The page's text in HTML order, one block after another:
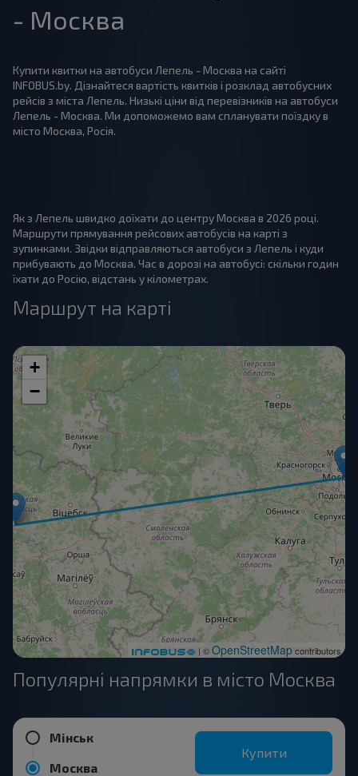
- Москва
Купити квитки на автобуси Лепель - Москва на сайті
INFOBUS.by. Дізнайтеся вартість квитків і розклад автобусних
рейсів з міста Лепель. Низькі ціни від перевізників на автобуси
Лепель - Москва. Ми допоможемо вам спланувати поїздку в
місто Москва, Росія.
Як з Лепель швидко доїхати до центру Москва в 2026 році.
Маршрути прямування рейсових автобусів на карті з
зупинками. Звідки відправляються автобуси з Лепель і куди
прибувають до Москва. Час в дорозі на автобусі: скільки годин
їхати до Росію, відстань у кілометрах.
Маршрут на карті
+
−
| ©OpenStreetMapcontributors
Популярні напрямки в місто Москва
Мінськ
Москва
Купити